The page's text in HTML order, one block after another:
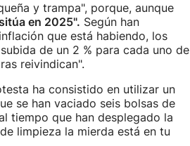
y trampa", porque, aunque
en 2025". Según han
que está habiendo, los
de un 2 % para cada uno de
reivindican".
ha consistido en utilizar un
se han vaciado seis bolsas de
tiempo que han desplegado la
limpieza la mierda está en tu